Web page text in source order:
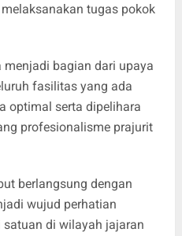
tugas pokok
bagian dari upaya
fasilitas yang ada
optimal serta dipelihara
profesionalisme prajurit
berlangsung dengan
wujud perhatian
di wilayah jajaran